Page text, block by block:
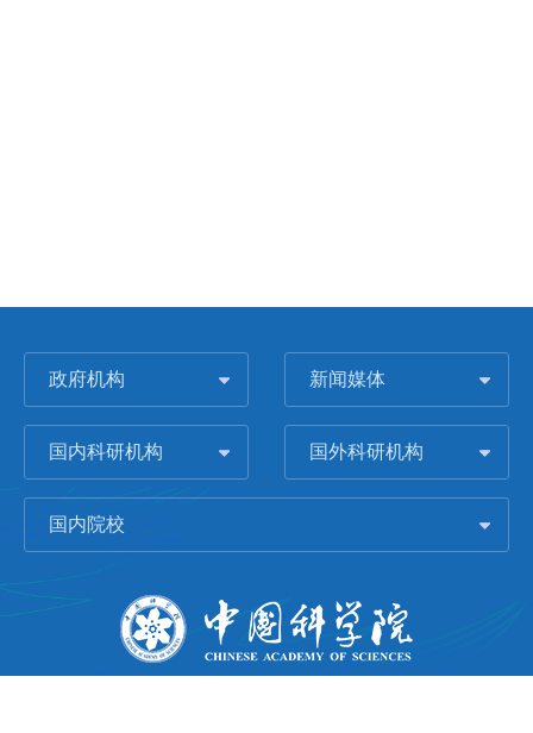
政府机构 新闻媒体
国内科研机构 国外科研机构
国内院校